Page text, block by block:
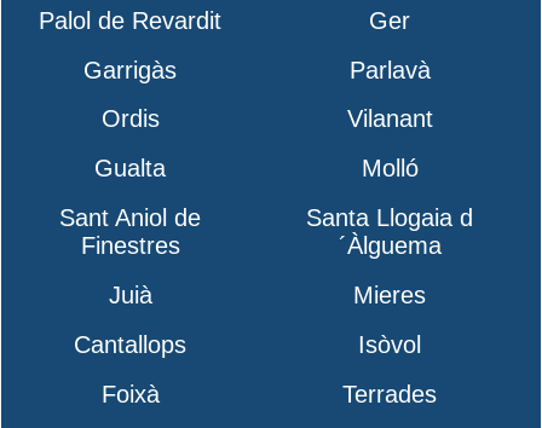
Palol de Revardit
Ger
Garrigàs
Parlavà
Ordis
Vilanant
Gualta
Molló
Sant Aniol de
Finestres
Santa Llogaia d
´Àlguema
Juià
Mieres
Cantallops
Isòvol
Foixà
Terrades